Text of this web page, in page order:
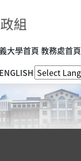
大學首頁 教務處首頁
ENGLISH